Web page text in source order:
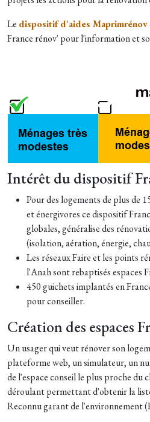
Le dispositif d'aides Maprimrénov
France rénov' pour l'information et
Intérêt du dispositif
Pour des logements de plus de
et énergivores ce dispositif
globales, généralise des
(isolation, aération, énergie,
Les réseaux Faire et les points
l'Anah sont rebaptisés espaces
450 guichets implantés en
pour conseiller.
Création des espaces
Un usager qui veut rénover son
plateforme web, un simulateur, un
de l'espace conseil le plus proche du
déroulant permettant d'obtenir la
Reconnu garant de l'environnement